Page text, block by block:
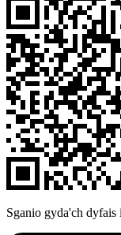
Sganio gyda'ch